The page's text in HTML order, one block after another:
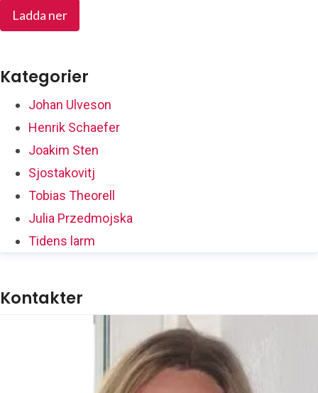
Ladda ner
Kategorier
Johan Ulveson
Henrik Schaefer
Joakim Sten
Sjostakovitj
Tobias Theorell
Julia Przedmojska
Tidens larm
Kontakter